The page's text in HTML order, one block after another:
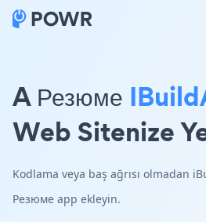
A Резюме
Web Sitenize
Kodlama veya baş ağrısı olmadan
Резюме app ekleyin.